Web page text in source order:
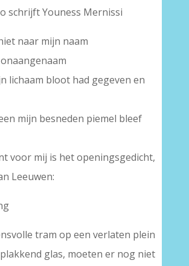
schrijft Youness Mernissi
naar mijn naam
lichaam bloot had gegeven en
mijn besneden piemel bleef
voor mij is het openingsgedicht,
Leeuwen:
tram op een verlaten plein
glas, moeten er nog niet